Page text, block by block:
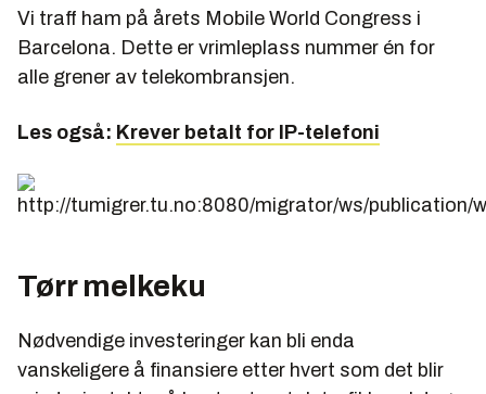
Vi traff ham på årets Mobile World Congress i
Barcelona. Dette er vrimleplass nummer én for
alle grener av telekombransjen.
Les også: Krever betalt for IP-telefoni
Tørr melkeku
Nødvendige investeringer kan bli enda
vanskeligere å finansiere etter hvert som det blir